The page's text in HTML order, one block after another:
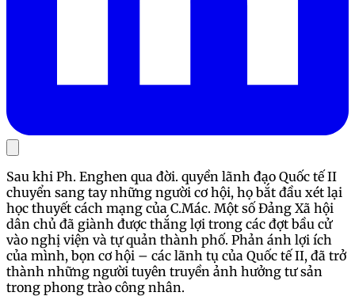
Sau khi Ph. Enghen qua đời. quyền lãnh đạo Quốc tế II
chuyển sang tay những người cơ hội, họ bắt đầu xét lại
học thuyết cách mạng của C.Mác. Một số Đảng Xã hội
dân chủ đã giành được thắng lợi trong các đợt bầu cử
vào nghị viện và tự quản thành phố. Phản ánh lợi ích
của mình, bọn cơ hội – các lãnh tụ của Quốc tế II, đã trở
thành những người tuyên truyền ảnh hưởng tư sản
trong phong trào công nhân.